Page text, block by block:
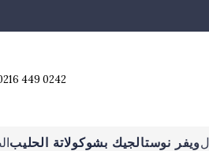
449 0242
ويفر نوستالجيك بشوكولاتة الحليب